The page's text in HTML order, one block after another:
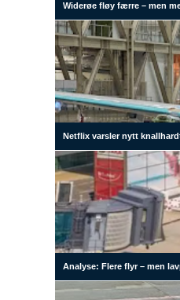
Widerøe fløy færre – men
Netflix varsler nytt
Analyse: Flere flyr – men